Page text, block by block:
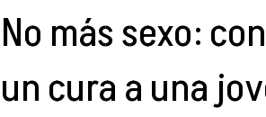
No más sexo:
un cura a una